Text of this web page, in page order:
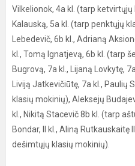
Vilkelionok, 4a kl. (tarp
Kalauską, 5a kl. (tarp penktųjų
Lebedevič, 6b kl., Adrianą
kl., Tomą Ignatjevą, 6b kl. (tarp
Bugrovą, 7a kl., Lijaną Lovkytę,
Liviją Jatkevičiūtę, 7a kl.,
klasių mokinių), Aleksejų
kl., Nikitą Stacevič 8b kl. (tarp
Bondar, II kl., Aliną Rutkauskaitę
dešimtųjų klasių mokinių).